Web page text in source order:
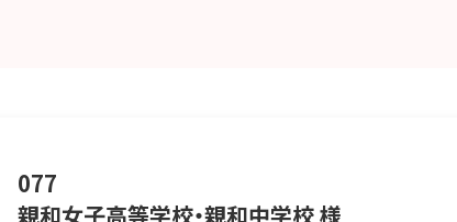
077
親和女子高等学校・親和中学校 様